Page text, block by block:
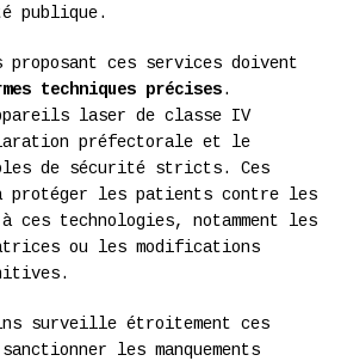
publique.
proposant ces services doivent
techniques précises.
laser de classe IV
préfectorale et le
de sécurité stricts. Ces
protéger les patients contre les
ces technologies, notamment les
ou les modifications
surveille étroitement ces
les manquements